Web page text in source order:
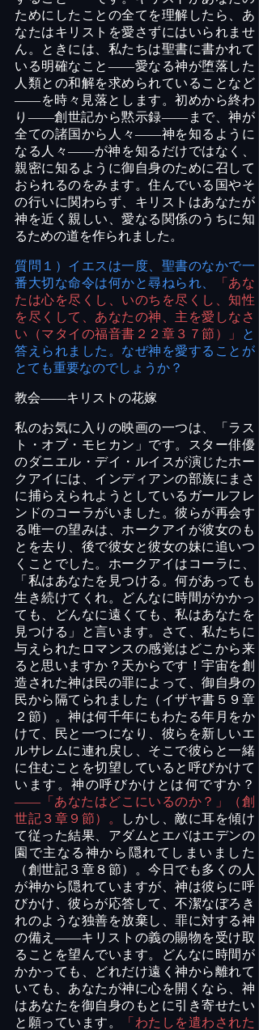
ためにしたことの全てを理解したら、あ
なたはキリストを愛さずにはいられませ
ん。ときには、私たちは聖書に書かれて
いる明確なこと――愛なる神が堕落した
人類との和解を求められていることなど
――を時々見落とします。初めから終わ
り――創世記から黙示録――まで、神が
全ての諸国から人々――神を知るように
なる人々――が神を知るだけではなく、
親密に知るように御自身のために召して
おられるのをみます。住んでいる国やそ
の行いに関わらず、キリストはあなたが
神を近く親しい、愛なる関係のうちに知
るための道を作られました。
質問１）イエスは一度、聖書のなかで一
番大切な命令は何かと尋ねられ、
「あな
たは心を尽くし、いのちを尽くし、知性
を尽くして、あなたの神、主を愛しなさ
い（マタイの福音書２２章３７節）」
と
答えられました。なぜ神を愛することが
とても重要なのでしょうか？
教会――キリストの花嫁
私のお気に入りの映画の一つは、「ラス
ト・オブ・モヒカン」です。スター俳優
のダニエル・デイ・ルイスが演じたホー
クアイには、インディアンの部族にまさ
に捕らえられようとしているガールフレ
ンドのコーラがいました。彼らが再会す
る唯一の望みは、ホークアイが彼女のも
とを去り、後で彼女と彼女の妹に追いつ
くことでした。ホークアイはコーラに、
「私はあなたを見つける。何があっても
生き続けてくれ。どんなに時間がかかっ
ても、どんなに遠くても、私はあなたを
見つける」と言います。さて、私たちに
与えられたロマンスの感覚はどこから来
ると思いますか？天からです！宇宙を創
造された神は民の罪によって、御自身の
民から隔てられました（イザヤ書５９章
２節）。神は何千年にもわたる年月をか
けて、民と一つになり、彼らを新しいエ
ルサレムに連れ戻し、そこで彼らと一緒
に住むことを切望していると呼びかけて
います。神の呼びかけとは何ですか？
――「あなたはどこにいるのか？」（創
世記３章９節）。
しかし、敵に耳を傾け
て従った結果、アダムとエバはエデンの
園で主なる神から隠れてしまいました
（創世記３章８節）。今日でも多くの人
が神から隠れていますが、神は彼らに呼
びかけ、彼らが応答して、不潔なぼろき
れのような独善を放棄し、罪に対する神
の備え――キリストの義の賜物を受け取
ることを望んでいます。どんなに時間が
かかっても、どれだけ遠く神から離れて
いても、あなたが神に心を開くなら、神
はあなたを御自身のもとに引き寄せたい
と願っています。
「わたしを遣わされた